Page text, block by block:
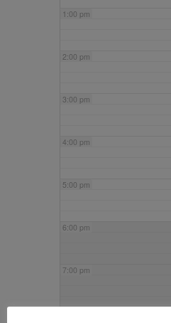
1:00 pm
2:00 pm
3:00 pm
4:00 pm
5:00 pm
6:00 pm
7:00 pm